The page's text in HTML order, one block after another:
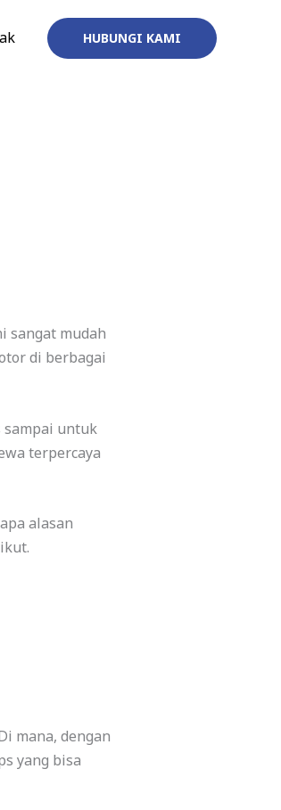
HUBUNGI KAMI
sangat mudah
di berbagai
untuk
terpercaya
alasan
mana, dengan
yang bisa